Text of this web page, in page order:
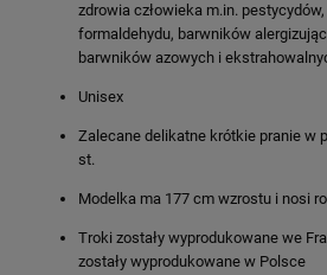
zdrowia człowieka m.in.
formaldehydu, barwników
barwników azowych i
Unisex
Zalecane delikatne krótkie pranie w
st.
Modelka ma 177 cm wzrostu i nosi
Troki zostały wyprodukowane we
zostały wyprodukowane w Polsce